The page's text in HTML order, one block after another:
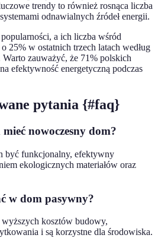
trendy to również rosnąca liczba
odnawialnych źródeł energii.
a ich liczba wśród
25% w ostatnich trzech latach według
Warto zauważyć, że 71% polskich
efektywność energetyczną podczas
pytania {#faq}
nowoczesny dom?
być funkcjonalny, efektywny
ekologicznych materiałów oraz
w dom pasywny?
kosztów budowy,
i są korzystne dla środowiska.